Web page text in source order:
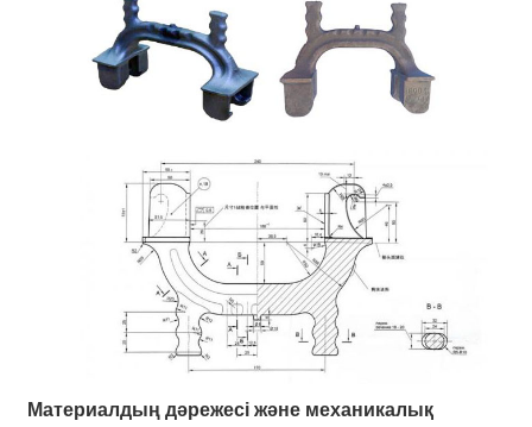
Материалдың дәрежесі және механикалық